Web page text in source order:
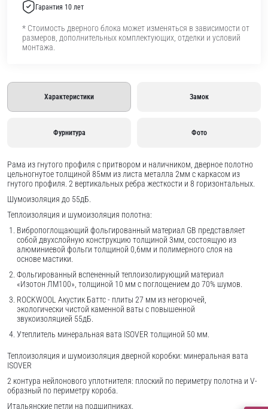
Гарантия 10 лет
* Стоимость дверного блока может изменяться в зависимости от
размеров, дополнительных комплектующих, отделки и условий
монтажа.
Характеристики Замок
Фурнитура Фото
Рама из гнутого профиля с притвором и наличником, дверное полотно
цельногнутое толщиной 85мм из листа металла 2мм c каркасом из
гнутого профиля. 2 вертикальных ребра жесткости и 8 горизонтальных.
Шумоизоляция до 55дБ.
Теплоизоляция и шумоизоляция полотна:
Вибропоглощающий фольгированный материал GB представляет
собой двухслойную конструкцию толщиной 3мм, состоящую из
алюминиевой фольги толщиной 0,6мм и полимерного слоя на
основе мастики.
Фольгированный вспененный теплоизолирующий материал
«Изотон ЛМ100», толщиной 10 мм с поглощением до 70% шумов.
ROCKWOOL Акустик Баттс - плиты 27 мм из негорючей,
экологически чистой каменной ваты с повышенной
звукоизоляцией 55дБ.
Утеплитель минеральная вата ISOVER толщиной 50 мм.
Теплоизоляция и шумоизоляция дверной коробки: минеральная вата
ISOVER
2 контура нейлонового уплотнителя: плоский по периметру полотна и V-
образный по периметру короба.
Итальянские петли на подшипниках.